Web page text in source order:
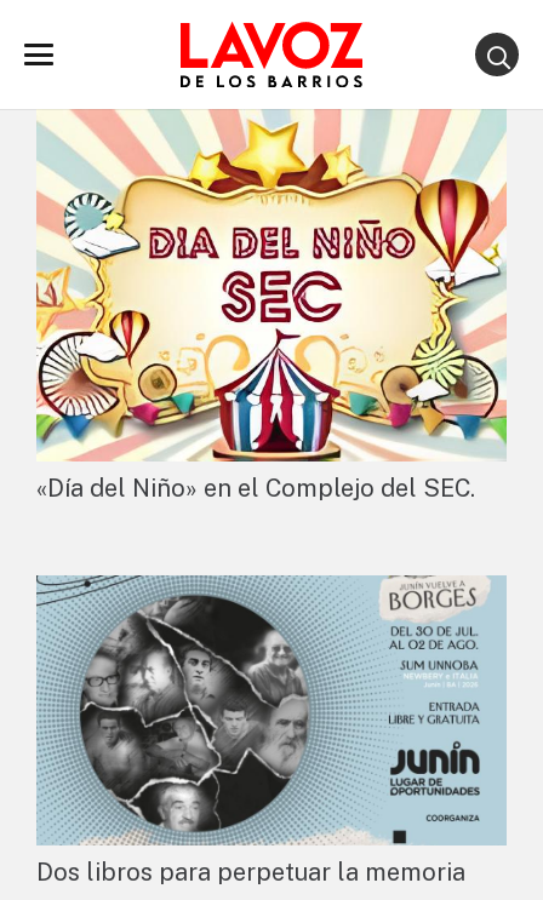
«Día del Niño» en el Complejo del SEC.
Dos libros para perpetuar la memoria